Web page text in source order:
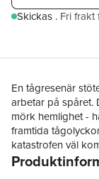
Skickas . Fri
En tågresenär
arbetar på spåret.
mörk hemlighet -
framtida
katastrofen väl
hade kunnat ana ...